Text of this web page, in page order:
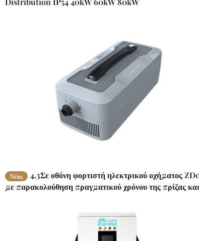
Νέος
4.3Σε οθόνη φορτιστή ηλεκτρικού οχήματος
με παρακολούθηση πραγματικού χρόνου της πρίζας και